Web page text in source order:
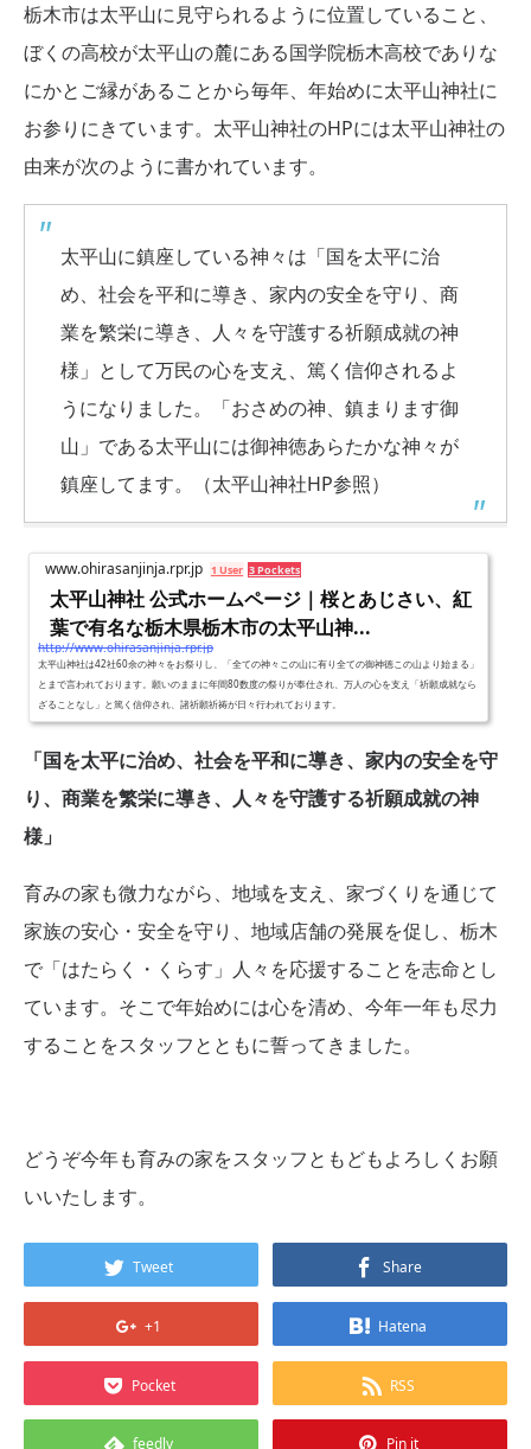
栃木市は太平山に見守られるように位置していること、
ぼくの高校が太平山の麓にある国学院栃木高校でありな
にかとご縁があることから毎年、年始めに太平山神社に
お参りにきています。太平山神社のHPには太平山神社の
由来が次のように書かれています。
太平山に鎮座している神々は「国を太平に治
め、社会を平和に導き、家内の安全を守り、商
業を繁栄に導き、人々を守護する祈願成就の神
様」として万民の心を支え、篤く信仰されるよ
うになりました。「おさめの神、鎮まります御
山」である太平山には御神徳あらたかな神々が
鎮座してます。（太平山神社HP参照）
www.ohirasanjinja.rpr.jp 1 User 3 Pockets
太平山神社 公式ホームページ｜桜とあじさい、紅
葉で有名な栃木県栃木市の太平山神...
http://www.ohirasanjinja.rpr.jp
太平山神社は42社60余の神々をお祭りし、「全ての神々この山に有り全ての御神徳この山より始まる」
とまで言われております。願いのままに年間80数度の祭りが奉仕され、万人の心を支え「祈願成就なら
ざることなし」と篤く信仰され、諸祈願祈祷が日々行われております。
「国を太平に治め、社会を平和に導き、家内の安全を守
り、商業を繁栄に導き、人々を守護する祈願成就の神
様」
育みの家も微力ながら、地域を支え、家づくりを通じて
家族の安心・安全を守り、地域店舗の発展を促し、栃木
で「はたらく・くらす」人々を応援することを志命とし
ています。そこで年始めには心を清め、今年一年も尽力
することをスタッフとともに誓ってきました。
どうぞ今年も育みの家をスタッフともどもよろしくお願
いいたします。
Tweet Share
+1 Hatena
Pocket RSS
feedly Pin it